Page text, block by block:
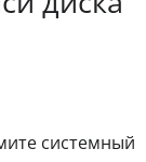
системный